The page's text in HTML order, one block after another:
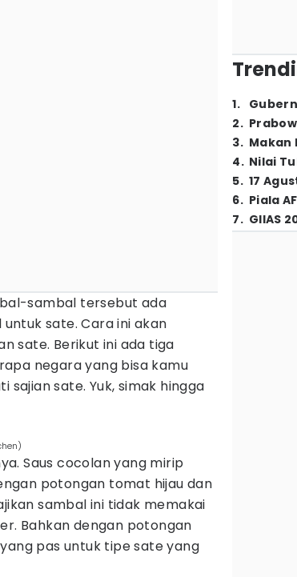
sambal tersebut ada
sate. Cara ini akan
sate. Berikut ini ada tiga
negara yang bisa kamu
sate. Yuk, simak hingga
Saus cocolan yang mirip
potongan tomat hijau dan
sambal ini tidak memakai
Bahkan dengan potongan
pas untuk tipe sate yang
1.
2.
3. Makan
4. Nilai
5. 17
6. Piala
7. GIIAS